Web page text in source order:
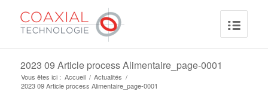
2023 09 Article process Alimentaire_page-0001
Vous êtes ici : Accueil / Actualités /
2023 09 Article process Alimentaire_page-0001